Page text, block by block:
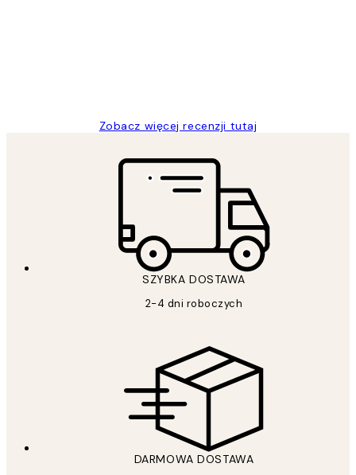
Zobacz więcej recenzji tutaj
SZYBKA DOSTAWA
2-4 dni roboczych
DARMOWA DOSTAWA